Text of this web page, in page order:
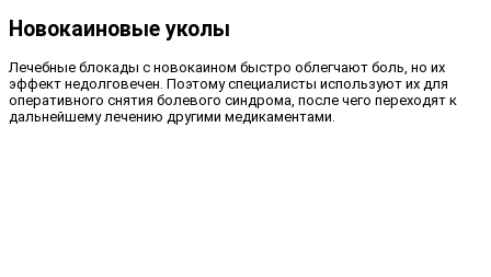
Новокаиновые уколы
Лечебные блокады с новокаином быстро облегчают боль, но их
эффект недолговечен. Поэтому специалисты используют их для
оперативного снятия болевого синдрома, после чего переходят к
дальнейшему лечению другими медикаментами.